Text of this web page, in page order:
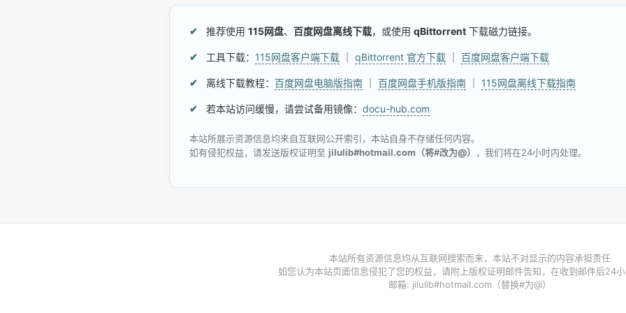
推荐使用 115网盘、 百度网盘离线下载，或使用 qBittorrent 下载磁力链接。
工具下载： 115网盘客户端下载 qBittorrent 官方下载 百度网盘客户端下载
离线下载教程： 百度网盘电脑版指南 百度网盘手机版指南 115网盘离线下载指南
若本站访问缓慢，请尝试备用镜像： docu-hub.com
本站所展示资源信息均来自互联网公开索引，本站自身不存储任何内容。
如有侵犯权益，请发送版权证明至 jilulib#hotmail.com（将#改为@） ，我们将在24小时内处理。
本站所有资源信息均从互联网搜索而来，本站不对显示的内容承担责任
如您认为本站页面信息侵犯了您的权益，请附上版权证明邮件告知，在收到邮件后24
邮箱: jilulib#hotmail.com（替换#为@）